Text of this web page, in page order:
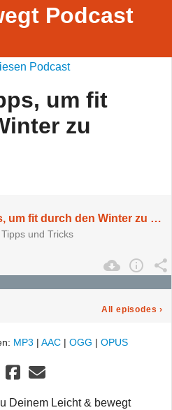
Podcast
Podcast
um fit
zu
#46 Fünf Tipps, um fit durch den Winter zu kommen
und Tricks
All episodes ›
MP3 | AAC | OGG | OPUS
Deinem Leicht & bewegt